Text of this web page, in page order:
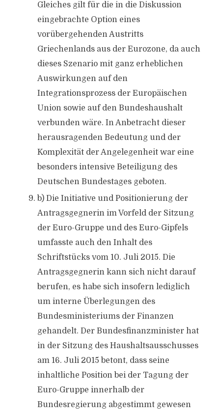
Gleiches gilt für die in die Diskussion
eingebrachte Option eines
vorübergehenden Austritts
Griechenlands aus der Eurozone, da auch
dieses Szenario mit ganz erheblichen
Auswirkungen auf den
Integrationsprozess der Europäischen
Union sowie auf den Bundeshaushalt
verbunden wäre. In Anbetracht dieser
herausragenden Bedeutung und der
Komplexität der Angelegenheit war eine
besonders intensive Beteiligung des
Deutschen Bundestages geboten.
b) Die Initiative und Positionierung der
Antragsgegnerin im Vorfeld der Sitzung
der Euro-Gruppe und des Euro-Gipfels
umfasste auch den Inhalt des
Schriftstücks vom 10. Juli 2015. Die
Antragsgegnerin kann sich nicht darauf
berufen, es habe sich insofern lediglich
um interne Überlegungen des
Bundesministeriums der Finanzen
gehandelt. Der Bundesfinanzminister hat
in der Sitzung des Haushaltsausschusses
am 16. Juli 2015 betont, dass seine
inhaltliche Position bei der Tagung der
Euro-Gruppe innerhalb der
Bundesregierung abgestimmt gewesen